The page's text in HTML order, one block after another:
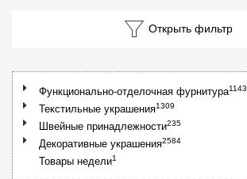
Открыть фильтр
Функционально-отделочная фурнитура1143
Текстильные украшения1309
Швейные принадлежности235
Декоративные украшения2584
Товары недели1